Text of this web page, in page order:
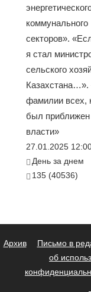
коммунального
секторов».
я стал
сельского
Казахстана…».
фамилии всех,
был приближен
власти»
27.01.2025
День за днем
135 (40536)
Архив Письмо в
об